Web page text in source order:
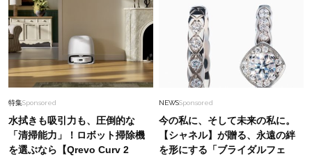
特集Sponsored
水拭きも吸引力も、圧倒的な
「清掃能力」！ロボット掃除機
を選ぶなら【Qrevo Curv 2
NEWSSponsored
今の私に、そして未来の私に。
【シャネル】が贈る、永遠の絆
を形にする「ブライダルフェ